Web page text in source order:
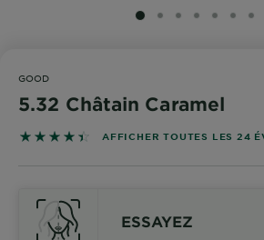
SLIDE 1
SLIDE 2
SLIDE 3
SLIDE 4
SLIDE
GOOD
5.32 Châtain Caramel
4.4583 out of 5 stars based on
AFFICHER TOUTES LES 24
ESSAYEZ